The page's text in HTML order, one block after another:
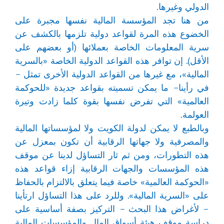
الدولي وغيرها.
من هنا تجد المؤسسة المالية نفسها مجبرة على
الخضوع هذه المرة لقواعد دولية تلزمها بالكشف عن
سرية المعلومات الخاصة بعملائها (أو بعضهم على
الأقل). إن توافر هذه القواعد الدولية الخاصة «بالسرية
المالية»، مع غيرها من القواعد الدولية الأخرى تمثل –
في رأينا– ما يمكن تسميته بقواعد جديدة «للحوكمة
العالمية» التي تفرض نفسها بقوة كلما زادت وتيرة
العولمة.
وبالطبع لا يمكن لدولة الكويت ولا لمؤسساتها المالية
والمصرفية ولا جهاتها الرقابية أن تكون بمعزل عن
هذه التطورات، ومن ثم ثار التساؤل لدينا عن موقف
هذه المؤسسات والجهات الرقابية إزاء قواعد هذه
«الحوكمة العالمية» خاصة فيما يتعلق بالالتزام بالحفاظ
على «السرية المالية». وللرد على هذا التساؤل ارتأينا
– لأغراض هذا البحث – التركيز بصفة أساسية على